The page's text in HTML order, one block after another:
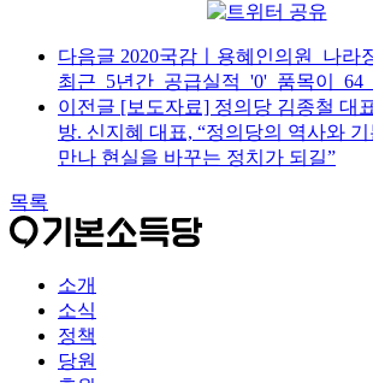
다음글 2020국감ㅣ용혜인의원_나라
최근_5년간_공급실적_'0'_품목이
이전글 [보도자료] 정의당 김종철 대
방. 신지혜 대표, “정의당의 역사와
만나 현실을 바꾸는 정치가 되길”
목록
소개
소식
정책
당원